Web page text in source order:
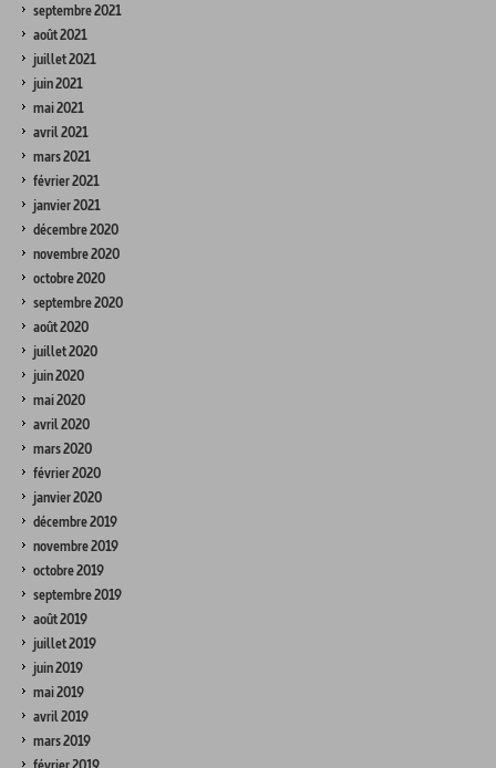
septembre 2021
août 2021
juillet 2021
juin 2021
mai 2021
avril 2021
mars 2021
février 2021
janvier 2021
décembre 2020
novembre 2020
octobre 2020
septembre 2020
août 2020
juillet 2020
juin 2020
mai 2020
avril 2020
mars 2020
février 2020
janvier 2020
décembre 2019
novembre 2019
octobre 2019
septembre 2019
août 2019
juillet 2019
juin 2019
mai 2019
avril 2019
mars 2019